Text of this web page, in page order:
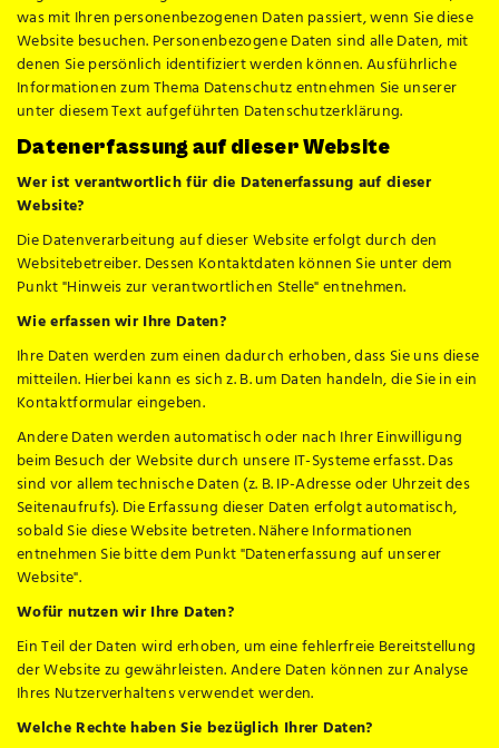
was mit Ihren personenbezogenen Daten passiert, wenn Sie diese
Website besuchen. Personenbezogene Daten sind alle Daten, mit
denen Sie persönlich identifiziert werden können. Ausführliche
Informationen zum Thema Datenschutz entnehmen Sie unserer
unter diesem Text aufgeführten Datenschutzerklärung.
Datenerfassung auf dieser Website
Wer ist verantwortlich für die Datenerfassung auf dieser
Website?
Die Datenverarbeitung auf dieser Website erfolgt durch den
Websitebetreiber. Dessen Kontaktdaten können Sie unter dem
Punkt "Hinweis zur verantwortlichen Stelle" entnehmen.
Wie erfassen wir Ihre Daten?
Ihre Daten werden zum einen dadurch erhoben, dass Sie uns diese
mitteilen. Hierbei kann es sich z. B. um Daten handeln, die Sie in ein
Kontaktformular eingeben.
Andere Daten werden automatisch oder nach Ihrer Einwilligung
beim Besuch der Website durch unsere IT-Systeme erfasst. Das
sind vor allem technische Daten (z. B. IP-Adresse oder Uhrzeit des
Seitenaufrufs). Die Erfassung dieser Daten erfolgt automatisch,
sobald Sie diese Website betreten. Nähere Informationen
entnehmen Sie bitte dem Punkt "Datenerfassung auf unserer
Website".
Wofür nutzen wir Ihre Daten?
Ein Teil der Daten wird erhoben, um eine fehlerfreie Bereitstellung
der Website zu gewährleisten. Andere Daten können zur Analyse
Ihres Nutzerverhaltens verwendet werden.
Welche Rechte haben Sie bezüglich Ihrer Daten?